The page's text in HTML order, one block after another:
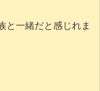
一緒だと感じれま